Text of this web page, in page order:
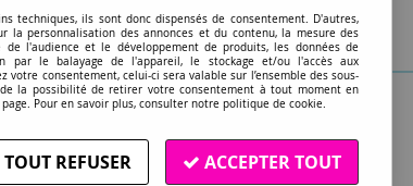
APPRÊTS DÉSTOCKAGE
la créationde bijoux depuis plus de 20 ans.
Swarovski®
techniques, ils sont donc dispensés de consentement. D'autres,
la personnalisation des annonces et du contenu, la mesure des
de l'audience et le développement de produits, les données de
par le balayage de l'appareil, le stockage et/ou l'accès aux
votre consentement, celui-ci sera valable sur l’ensemble des sous-
la possibilité de retirer votre consentement à tout moment en
Pour en savoir plus, consulter notre politique de cookie.
TOUT REFUSER ACCEPTER TOUT